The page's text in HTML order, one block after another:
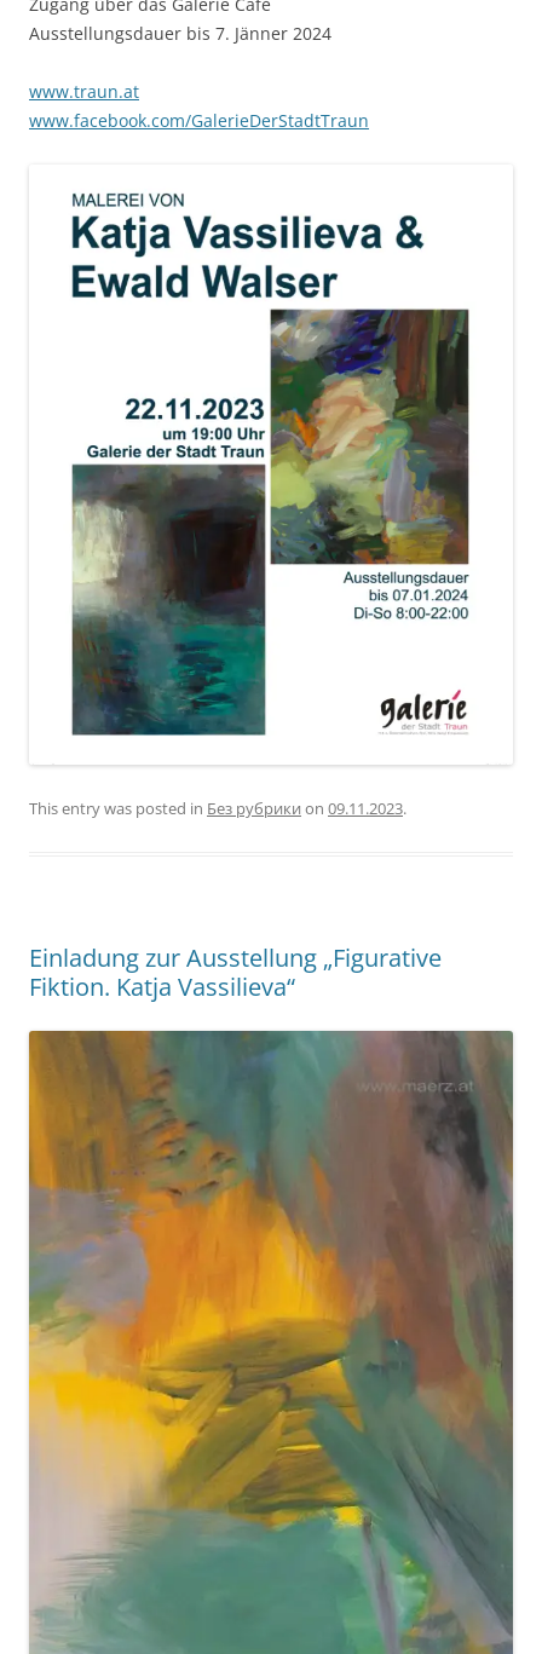
Ausstellungsdauer bis 7. Jänner 2024
www.traun.at
www.facebook.com/GalerieDerStadtTraun
This entry was posted in Без рубрики on 09.11.2023.
Einladung zur Ausstellung „Figurative
Fiktion. Katja Vassilieva“